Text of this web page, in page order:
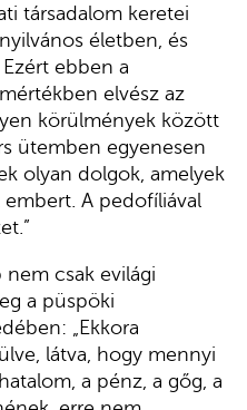
társadalom keretei
életben, és
ebben a
elvész az
körülmények között
ütemben egyenesen
olyan dolgok, amelyek
embert. A pedofíliával
csak evilági
a püspöki
„Ekkora
látva, hogy mennyi
a pénz, a gőg, a